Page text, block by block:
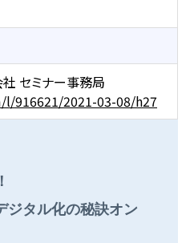
セミナー事務局
916621/2021-03-08/h27